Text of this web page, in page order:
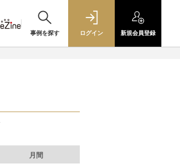
事例を探す ログイン 新規会員登録
月間